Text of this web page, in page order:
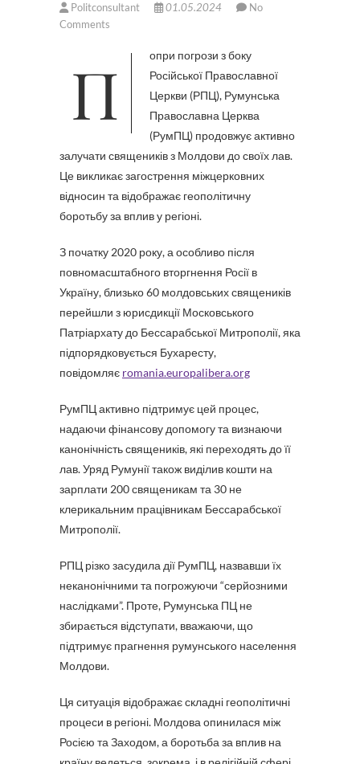
Politconsultant 01.05.2024
No
Comments
Попри погрози з боку
Російської Православної
Церкви (РПЦ), Румунська
Православна Церква
(РумПЦ) продовжує активно
залучати священиків з Молдови до своїх лав.
Це викликає загострення міжцерковних
відносин та відображає геополітичну
боротьбу за вплив у регіоні.
З початку 2020 року, а особливо після
повномасштабного вторгнення Росії в
Україну, близько 60 молдовських священиків
перейшли з юрисдикції Московського
Патріархату до Бессарабської Митрополії, яка
підпорядковується Бухаресту,
повідомляє romania.europalibera.org
РумПЦ активно підтримує цей процес,
надаючи фінансову допомогу та визнаючи
канонічність священиків, які переходять до її
лав. Уряд Румунії також виділив кошти на
зарплати 200 священикам та 30 не
клерикальним працівникам Бессарабської
Митрополії.
РПЦ різко засудила дії РумПЦ, назвавши їх
неканонічними та погрожуючи “серйозними
наслідками”. Проте, Румунська ПЦ не
збирається відступати, вважаючи, що
підтримує прагнення румунського населення
Молдови.
Ця ситуація відображає складні геополітичні
процеси в регіоні. Молдова опинилася між
Росією та Заходом, а боротьба за вплив на